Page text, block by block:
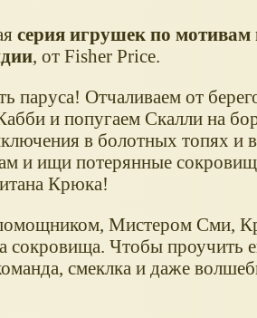
серия игрушек по мотивам
, от Fisher Price.
паруса! Отчаливаем от
и попугаем Скалли на
в болотных топях и
и ищи потерянные
Крюка!
Мистером Сми,
сокровища. Чтобы проучить
смеклка и даже